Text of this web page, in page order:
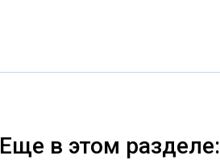
Еще в этом разделе: